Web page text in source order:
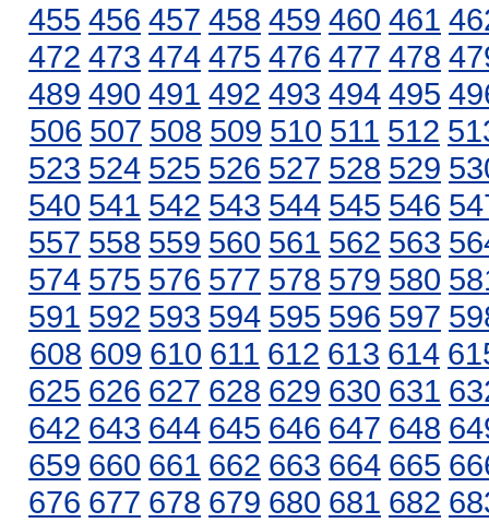
455 456 457 458 459 460 461
472 473 474 475 476 477 478
489 490 491 492 493 494 495
506 507 508 509 510 511 512
523 524 525 526 527 528 529
540 541 542 543 544 545 546
557 558 559 560 561 562 563
574 575 576 577 578 579 580
591 592 593 594 595 596 597
608 609 610 611 612 613 614
625 626 627 628 629 630 631
642 643 644 645 646 647 648
659 660 661 662 663 664 665
676 677 678 679 680 681 682